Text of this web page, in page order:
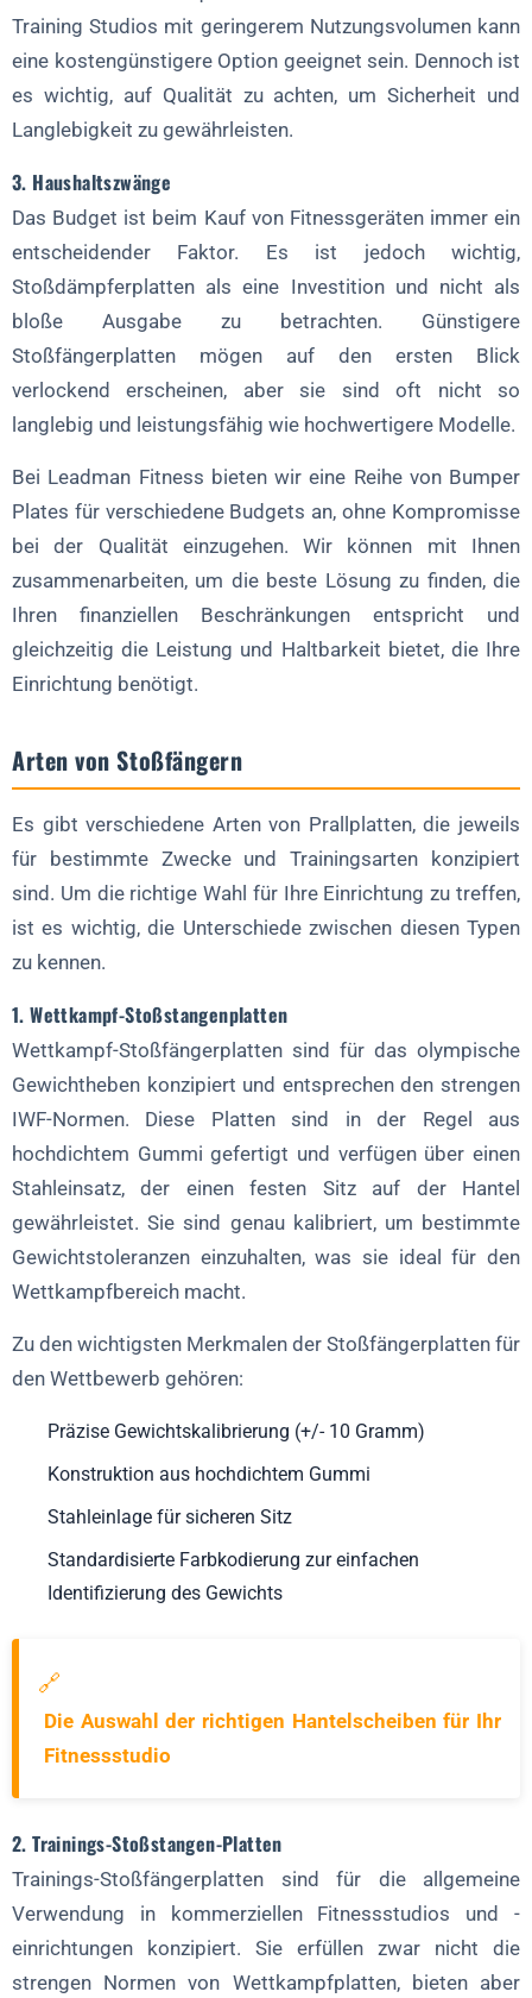
Training Studios mit geringerem Nutzungsvolumen kann
eine kostengünstigere Option geeignet sein. Dennoch ist
es wichtig, auf Qualität zu achten, um Sicherheit und
Langlebigkeit zu gewährleisten.
3. Haushaltszwänge
Das Budget ist beim Kauf von Fitnessgeräten immer ein
entscheidender Faktor. Es ist jedoch wichtig,
Stoßdämpferplatten als eine Investition und nicht als
bloße Ausgabe zu betrachten. Günstigere
Stoßfängerplatten mögen auf den ersten Blick
verlockend erscheinen, aber sie sind oft nicht so
langlebig und leistungsfähig wie hochwertigere Modelle.
Bei Leadman Fitness bieten wir eine Reihe von Bumper
Plates für verschiedene Budgets an, ohne Kompromisse
bei der Qualität einzugehen. Wir können mit Ihnen
zusammenarbeiten, um die beste Lösung zu finden, die
Ihren finanziellen Beschränkungen entspricht und
gleichzeitig die Leistung und Haltbarkeit bietet, die Ihre
Einrichtung benötigt.
Arten von Stoßfängern
Es gibt verschiedene Arten von Prallplatten, die jeweils
für bestimmte Zwecke und Trainingsarten konzipiert
sind. Um die richtige Wahl für Ihre Einrichtung zu treffen,
ist es wichtig, die Unterschiede zwischen diesen Typen
zu kennen.
1. Wettkampf-Stoßstangenplatten
Wettkampf-Stoßfängerplatten sind für das olympische
Gewichtheben konzipiert und entsprechen den strengen
IWF-Normen. Diese Platten sind in der Regel aus
hochdichtem Gummi gefertigt und verfügen über einen
Stahleinsatz, der einen festen Sitz auf der Hantel
gewährleistet. Sie sind genau kalibriert, um bestimmte
Gewichtstoleranzen einzuhalten, was sie ideal für den
Wettkampfbereich macht.
Zu den wichtigsten Merkmalen der Stoßfängerplatten für
den Wettbewerb gehören:
Präzise Gewichtskalibrierung (+/- 10 Gramm)
Konstruktion aus hochdichtem Gummi
Stahleinlage für sicheren Sitz
Standardisierte Farbkodierung zur einfachen
Identifizierung des Gewichts
🔗
Die Auswahl der richtigen Hantelscheiben für Ihr
Fitnessstudio
2. Trainings-Stoßstangen-Platten
Trainings-Stoßfängerplatten sind für die allgemeine
Verwendung in kommerziellen Fitnessstudios und -
einrichtungen konzipiert. Sie erfüllen zwar nicht die
strengen Normen von Wettkampfplatten, bieten aber